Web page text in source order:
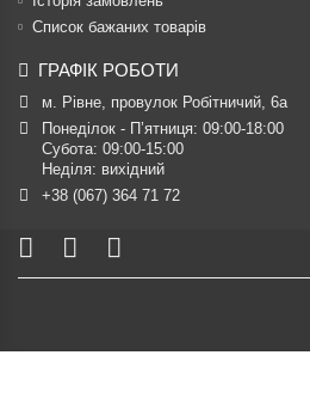
Список бажаних товарів
ГРАФІК РОБОТИ
м. Рівне, провулок Робітничий, 6а
Понеділок - П’ятниця: 09:00-18:00
Субота: 09:00-15:00
Неділя: вихідний
+38 (067) 364 71 72